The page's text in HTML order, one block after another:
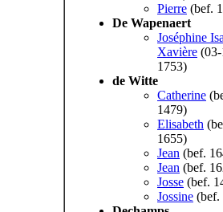
Pierre (bef.
De Wapenaert
Joséphine
Xavière
1753)
de Witte
Catherine
1479)
Elisabeth
1655)
Jean (bef.
Jean (bef.
Josse (bef.
Jossine (bef.